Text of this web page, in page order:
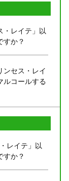
・レイテ」以
すか？
ンセス・レイ
ルコールする
レイテ」以
すか？